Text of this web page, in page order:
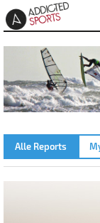
Alle Reports